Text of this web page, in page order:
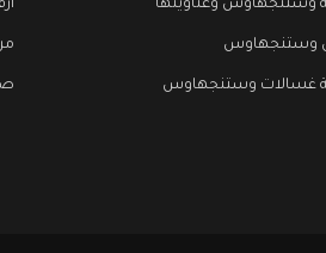
وستنجهاوس وعناوينها
وستنجهاوس
غسالات وستنجهاوس